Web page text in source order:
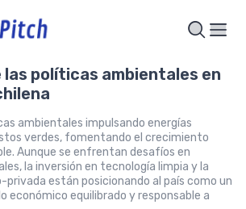
las políticas ambientales en
ambientales impulsando energías
verdes, fomentando el crecimiento
Aunque se enfrentan desafíos en
la inversión en tecnología limpia y la
privada están posicionando al país como un
económico equilibrado y responsable a